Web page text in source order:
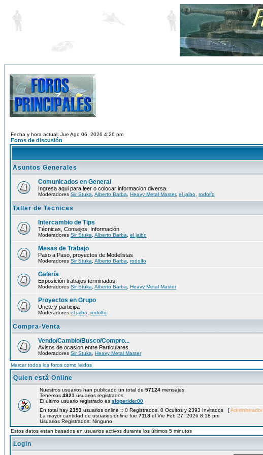
Fecha y hora actual: Jue Ago 06, 2026 4:26 pm
Foros de discusión
Asuntos Generales
Comunicados en General
Ingresa aqui para leer o colocar informacion diversa.
Moderadores Sir Stuka Alberto Barba Heavy Metal Master, el jaibo rodolfo
Taller de Tecnicas
Intercambio de Tips
Técnicas, Consejos, Información
Moderadores Sir Stuka Alberto Barba el jaibo
Mesas de Trabajo
Paso a Paso, proyectos de Modelistas
Moderadores Sir Stuka Alberto Barba rodolfo
Galería
Exposición trabajos terminados
Moderadores Sir Stuka Alberto Barba Heavy Metal Master
Proyectos en Grupo
Unete y participa
Moderadores el jaibo rodolfo
Compra-Venta
Vendo/Cambio/Busco/Compro...
Avisos de ocasion entre Particulares.
Moderadores Sir Stuka Heavy Metal Master
Marcar todos los foros como leidos
Quien está Online
Nuestros usuarios han publicado un total de 57124 mensajes
Tenemos 4921 usuarios registrados
El último usuario registrado es sloperider00
En total hay 2393 usuarios online :: 0 Registrados, 0 Ocultos y 2393 Invitados [Administrador
La mayor cantidad de usuarios online fue 7118 el Vie Feb 27, 2026 8:18 pm
Usuarios Registrados: Ninguno
Estos datos estan basados en usuarios activos durante los últimos 5 minutos
Login